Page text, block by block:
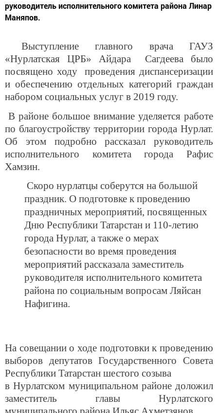
руководитель исполнительного комитета района Линар
Маняпов.
Выступлениеглавного врача ГАУЗ
«Нурлатская ЦРБ» Айдара Сагдеева было
посвящено ходу проведения диспансеризации
и обеспечению отдельных категорий граждан
набором социальных услуг в 2019 году.
В районе большое внимание уделяется работе
по благоустройству территории города Нурлат.
Об этом подробно рассказал руководитель
исполнительного комитета города Рафис
Хамзин.
Скоро нурлатцы соберутся на большой
праздник. О подготовке к проведению
праздничных мероприятий, посвященных
Дню Республики Татарстан и 110-летию
города Нурлат, а также о мерах
безопасности во время проведения
мероприятий рассказала заместитель
руководителя исполнительного комитета
района по социальным вопросам Ляйсан
Нафигина.
На совещании о ходе подготовки к проведению
выборов депутатов Государственного Совета
Республики Татарстан шестого созыва
в Нурлатском муниципальном районе доложил
заместитель главы Нурлатского